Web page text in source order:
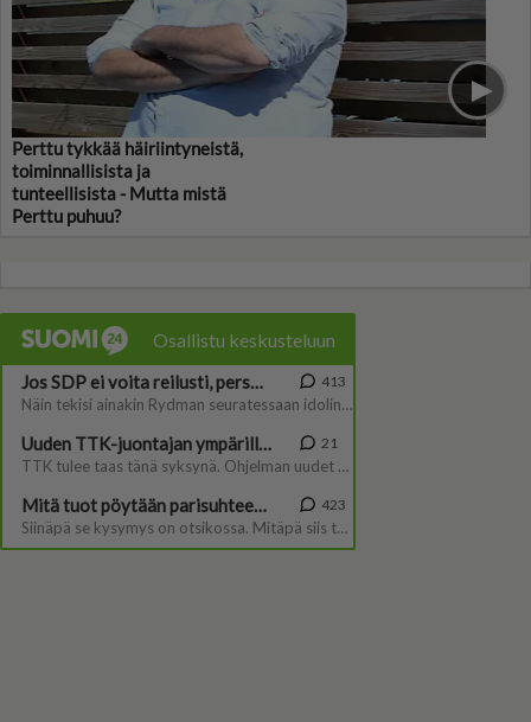
Perttu tykkää häiriintyneistä,
toiminnallisista ja
tunteellisista - Mutta mistä
Perttu puhuu?